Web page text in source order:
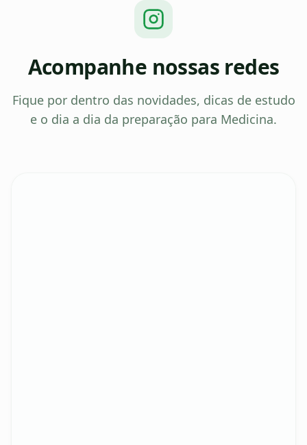
Acompanhe nossas redes
Fique por dentro das novidades, dicas de estudo
e o dia a dia da preparação para Medicina.